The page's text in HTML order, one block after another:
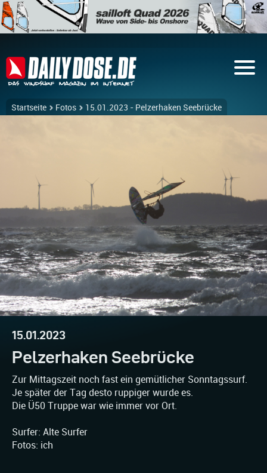
Startseite Fotos 15.01.2023 - Pelzerhaken Seebrücke
15.01.2023
Pelzerhaken Seebrücke
Zur Mittagszeit noch fast ein gemütlicher Sonntagssurf.
Je später der Tag desto ruppiger wurde es.
Die Ü50 Truppe war wie immer vor Ort.
Surfer: Alte Surfer
Fotos: ich